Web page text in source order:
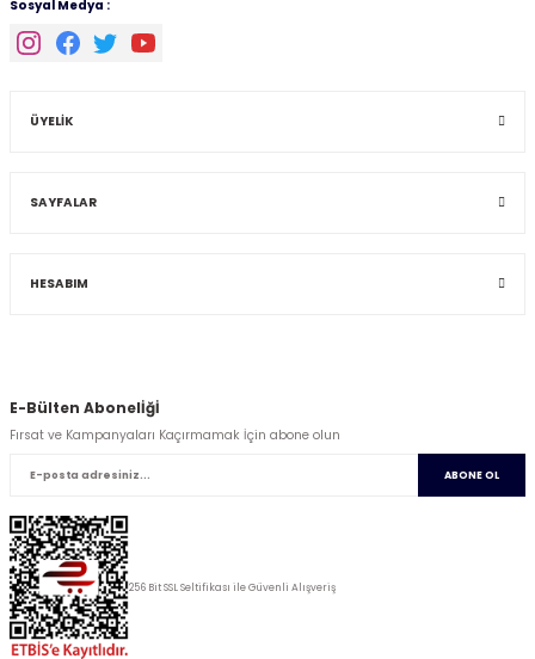
Sosyal Medya :
ÜYELİK
SAYFALAR
HESABIM
E-Bülten Abonelİğİ
Fırsat ve Kampanyaları Kaçırmamak İçin abone olun
ABONE OL
256 Bit SSL Seltifikası ile Güvenli Alışveriş